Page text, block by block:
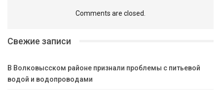
Comments are closed.
Свежие записи
В Волковысском районе признали проблемы с питьевой
водой и водопроводами